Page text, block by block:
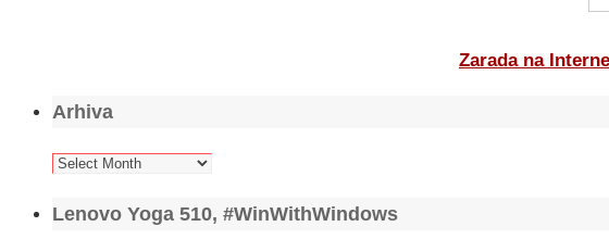
Zarada na
Arhiva
Arhiva
Lenovo Yoga 510, #WinWithWindows